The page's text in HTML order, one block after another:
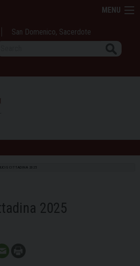
MENU
San Domenico, Sacerdote
CITTADINA 2025
2025